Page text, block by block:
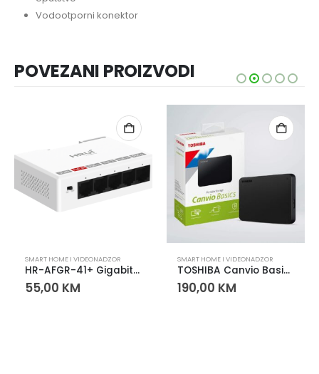
Vodootporni konektor
POVEZANI PROIZVODI
SMART HOME I VIDEONADZOR
HR-AFGR-41+ Gigabit PoE Extender – DIN Rail 1IN 4OUT
55,00 KM
SMART HOME I VIDEONADZOR
TOSHIBA Canvio Basics 2TB External HDD 2.5” USB 3.0
190,00 KM